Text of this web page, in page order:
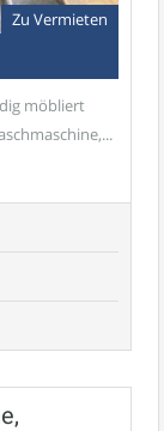
Zu Vermieten
möbliert